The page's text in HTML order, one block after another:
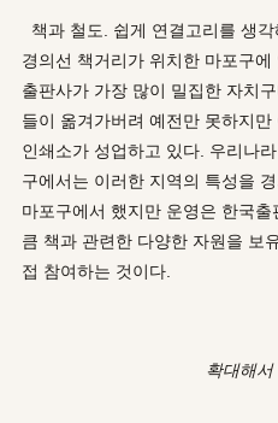
책과 철도. 쉽게 연결고리를 생
경의선 책거리가 위치한 마포구
출판사가 가장 많이 밀집한 자치
들이 옮겨가버려 예전만 못하지
인쇄소가 성업하고 있다. 우리나
구에서는 이러한 지역의 특성을
마포구에서 했지만 운영은 한국
큼 책과 관련한 다양한 자원을 보
접 참여하는 것이다.
확대해